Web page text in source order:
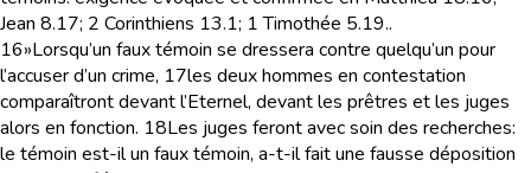
Jean 8.17; 2 Corinthiens 13.1; 1 Timothée 5.19..
16»Lorsqu’un faux témoin se dressera contre quelqu’un pour
l’accuser d’un crime, 17les deux hommes en contestation
comparaîtront devant l’Eternel, devant les prêtres et les juges
alors en fonction. 18Les juges feront avec soin des recherches:
le témoin est-il un faux témoin, a-t-il fait une fausse déposition